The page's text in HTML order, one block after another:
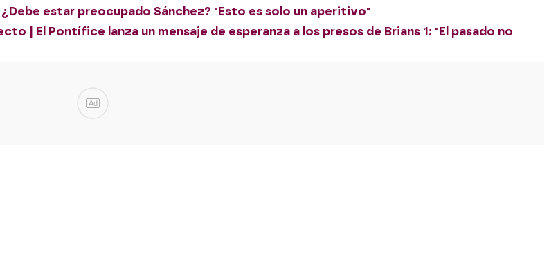
estar preocupado Sánchez? "Esto es solo un aperitivo"
| El Pontífice lanza un mensaje de esperanza a los presos de Brians 1: "El pasado no
Ad